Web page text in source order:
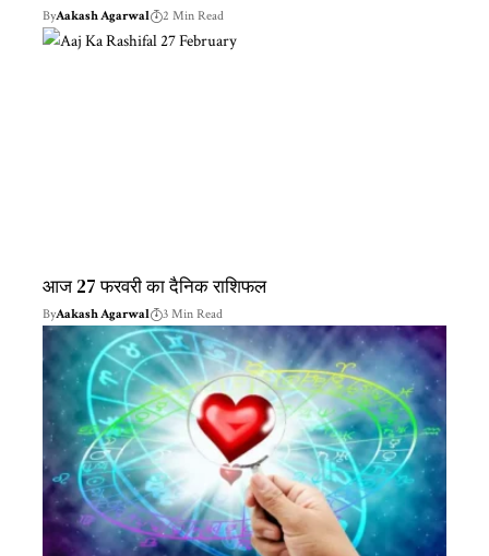
ByAakash Agarwal 2 Min Read
आज 27 फरवरी का दैनिक राशिफल
ByAakash Agarwal 3 Min Read